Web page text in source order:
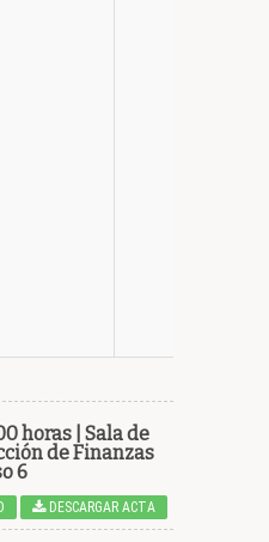
horas | Sala de
de Finanzas
6
DESCARGAR ACTA